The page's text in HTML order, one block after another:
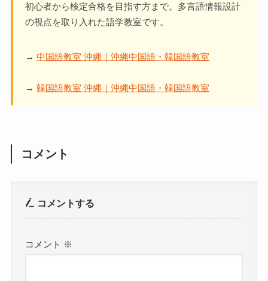
初心者から検定合格を目指す方まで。多言語情報設計
の視点を取り入れた語学教室です。
→ 中国語教室 沖縄｜沖縄中国語・韓国語教室
→ 韓国語教室 沖縄｜沖縄中国語・韓国語教室
コメント
コメントする
コメント ※